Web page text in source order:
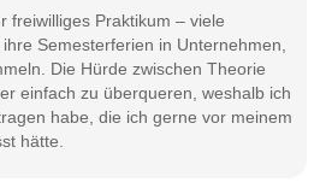
freiwilliges Praktikum – viele
Semesterferien in Unternehmen,
Die Hürde zwischen Theorie
einfach zu überqueren, weshalb ich
habe, die ich gerne vor meinem
hätte.